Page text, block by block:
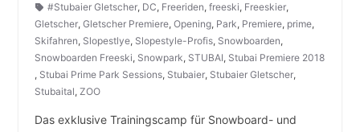
#Stubaier Gletscher, DC, Freeriden, freeski, Freeskier,
Gletscher, Gletscher Premiere, Opening, Park, Premiere, prime,
Skifahren, Slopestlye, Slopestyle-Profis, Snowboarden,
Snowboarden Freeski, Snowpark, STUBAI, Stubai Premiere 2018
, Stubai Prime Park Sessions, Stubaier, Stubaier Gletscher,
Stubaital, ZOO
Das exklusive Trainingscamp für Snowboard- und